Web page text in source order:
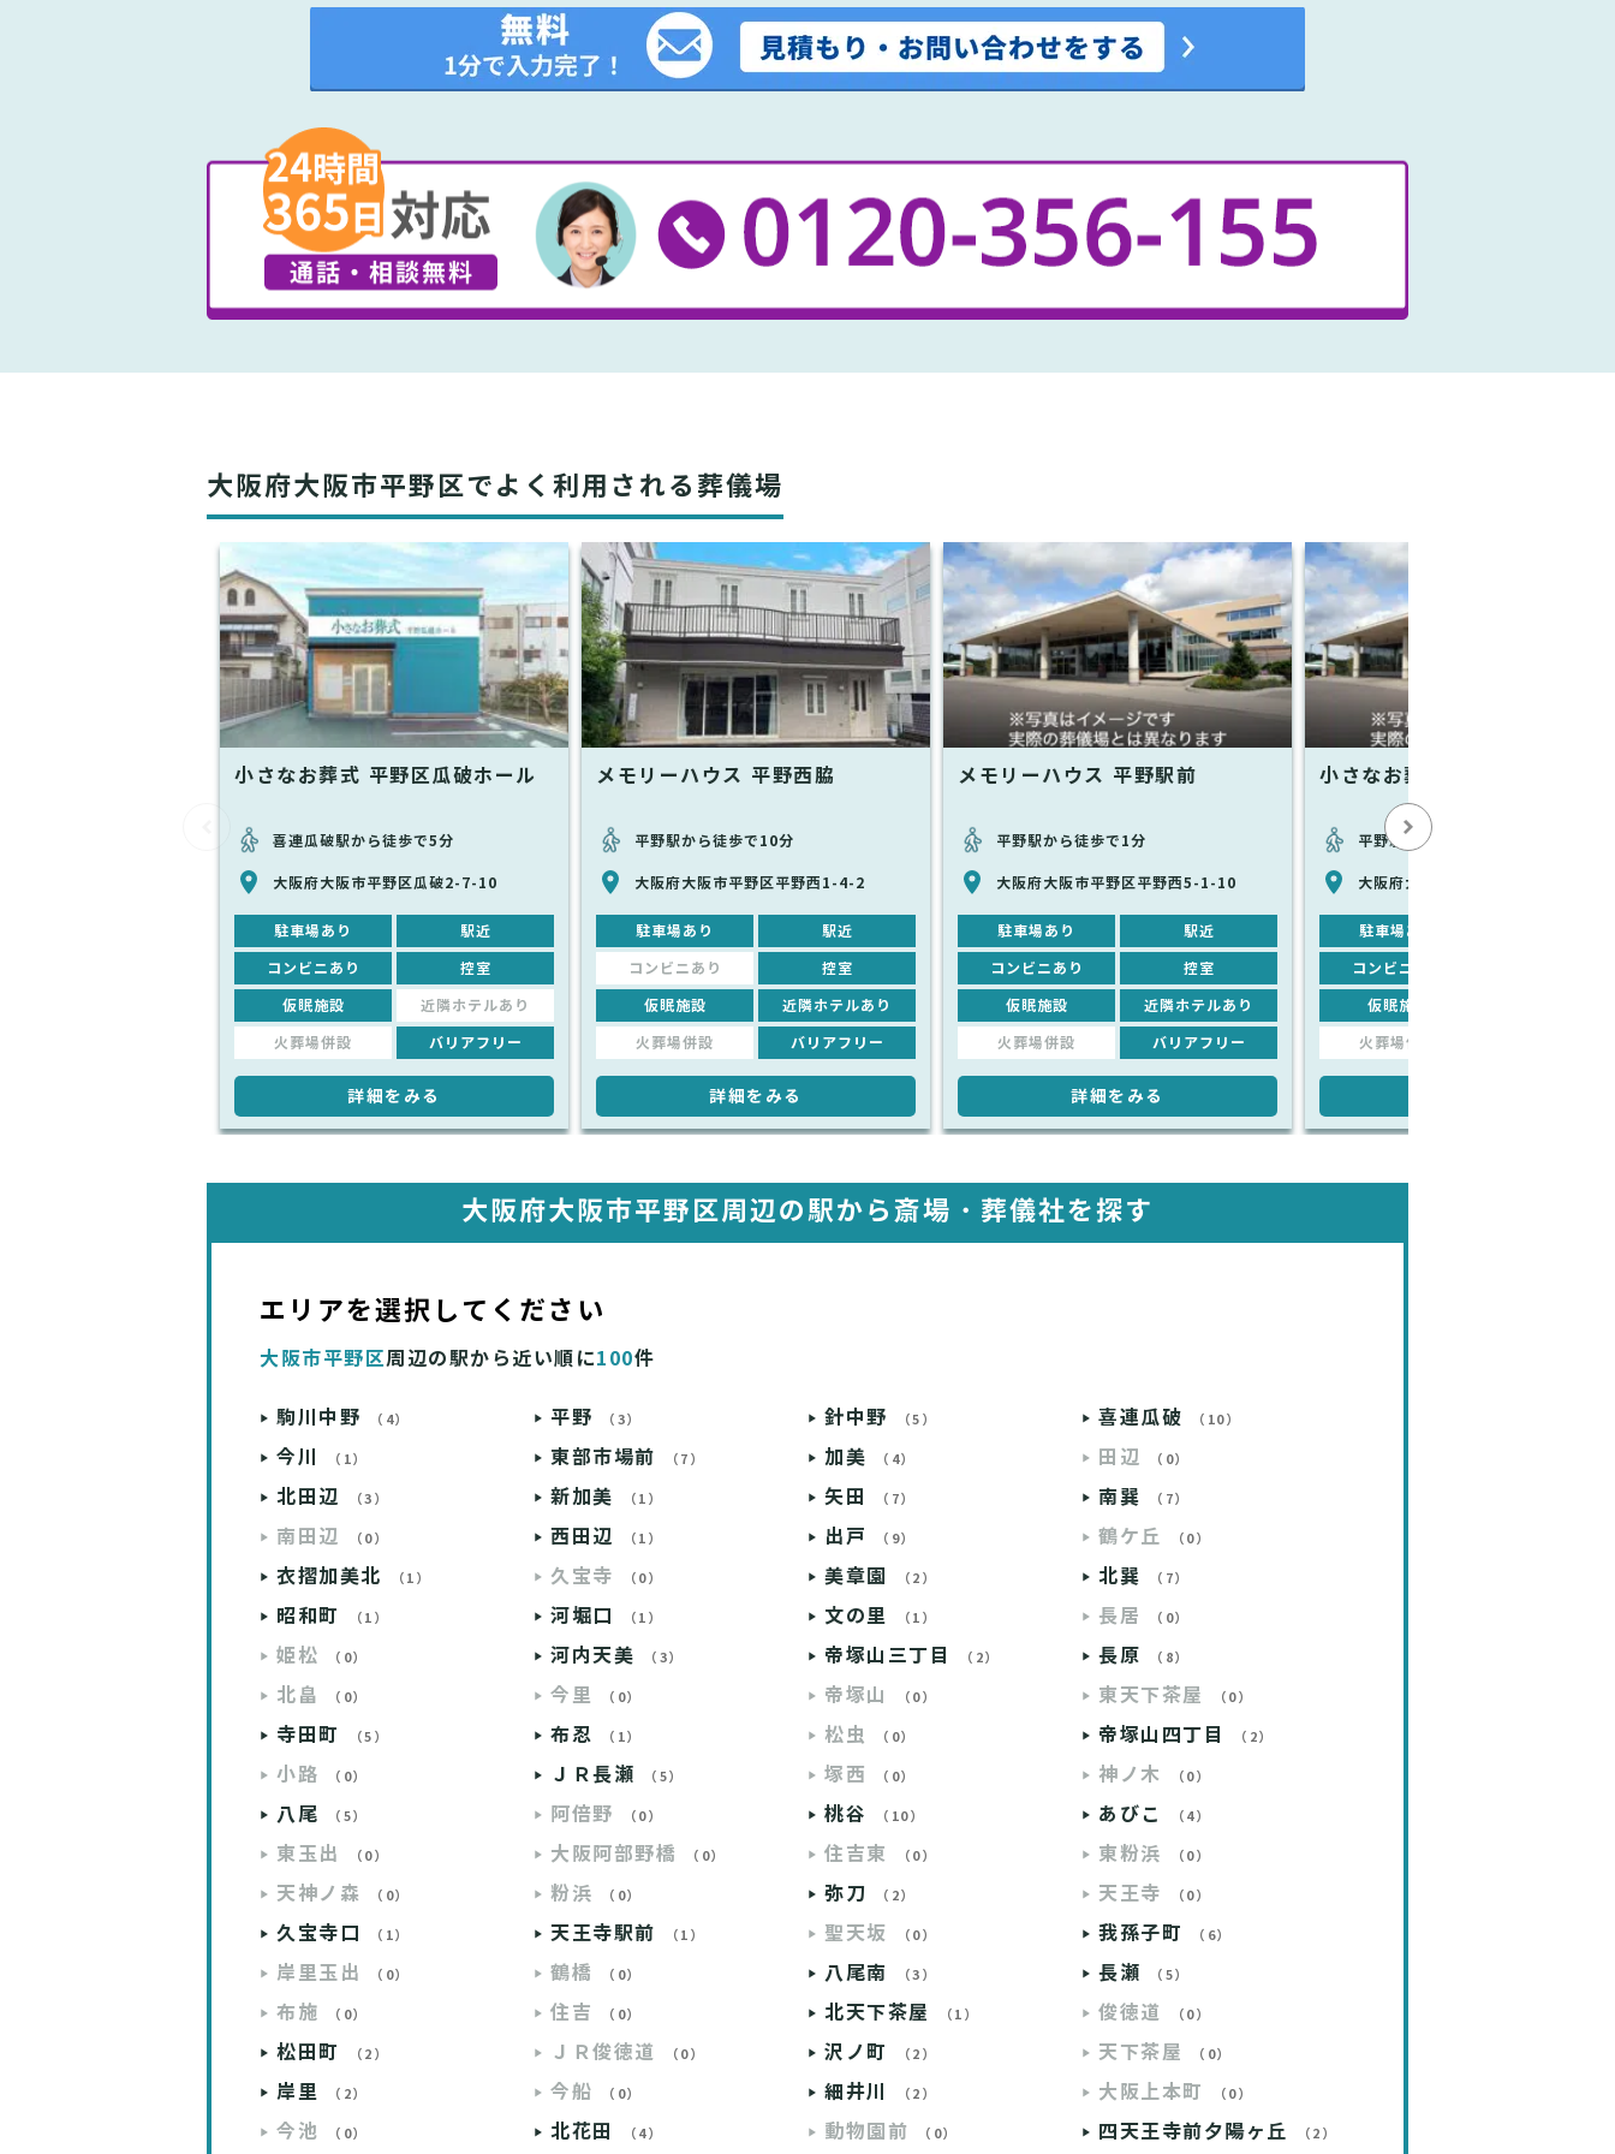
大阪府大阪市平野区でよく利用される葬儀場
小さなお葬式 平野区瓜破ホール
喜連瓜破駅から徒歩で5分
大阪府大阪市平野区瓜破2-7-10
駐車場あり 駅近
コンビニあり 控室
仮眠施設 近隣ホテルあり
火葬場併設 バリアフリー
詳細をみる
メモリーハウス 平野西脇
平野駅から徒歩で10分
大阪府大阪市平野区平野西1-4-2
駐車場あり 駅近
コンビニあり 控室
仮眠施設 近隣ホテルあり
火葬場併設 バリアフリー
詳細をみる
メモリーハウス 平野駅前
平野駅から徒歩で1分
大阪府大阪市平野区平野西5-1-10
駐車場あり 駅近
コンビニあり 控室
仮眠施設 近隣ホテルあり
火葬場併設 バリアフリー
詳細をみる
小さなお葬式 平野西ホール
平野駅から徒歩で8分
大阪府大阪市平野区平野西4-9-22
駐車場あり
コンビニあり
仮眠施設
火葬場併設
大阪府大阪市平野区周辺の駅から 斎場・葬儀社を探す
エリアを選択してください
大阪市平野区周辺の駅から近い順に100件
駒川中野 （4） 平野 （3） 針中野 （5） 喜連瓜破 （10）
今川 （1） 東部市場前 （7） 加美 （4） 田辺 （0）
北田辺 （3） 新加美 （1） 矢田 （7） 南巽 （7）
南田辺 （0） 西田辺 （1） 出戸 （9） 鶴ケ丘 （0）
衣摺加美北 （1） 久宝寺 （0） 美章園 （2） 北巽 （7）
昭和町 （1） 河堀口 （1） 文の里 （1） 長居 （0）
姫松 （0） 河内天美 （3） 帝塚山三丁目 （2） 長原 （8）
北畠 （0） 今里 （0） 帝塚山 （0） 東天下茶屋 （0）
寺田町 （5） 布忍 （1） 松虫 （0） 帝塚山四丁目 （2）
小路 （0） ＪＲ長瀬 （5） 塚西 （0） 神ノ木 （0）
八尾 （5） 阿倍野 （0） 桃谷 （10） あびこ （4）
東玉出 （0） 大阪阿部野橋 （0） 住吉東 （0） 東粉浜 （0）
天神ノ森 （0） 粉浜 （0） 弥刀 （2） 天王寺 （0）
久宝寺口 （1） 天王寺駅前 （1） 聖天坂 （0） 我孫子町 （6）
岸里玉出 （0） 鶴橋 （0） 八尾南 （3） 長瀬 （5）
布施 （0） 住吉 （0） 北天下茶屋 （1） 俊徳道 （0）
松田町 （2） ＪＲ俊徳道 （0） 沢ノ町 （2） 天下茶屋 （0）
岸里 （2） 今船 （0） 細井川 （2） 大阪上本町 （0）
今池 （0） 北花田 （4） 動物園前 （0） 四天王寺前夕陽ヶ丘 （2）